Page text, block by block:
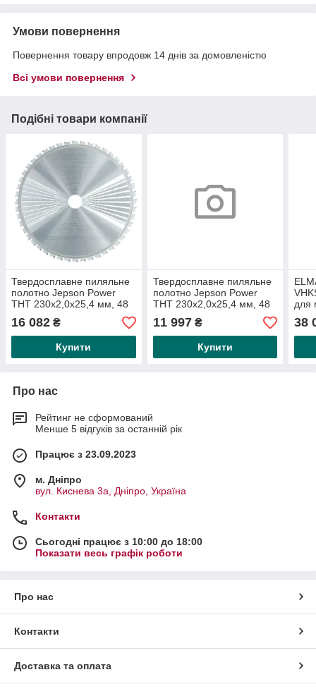
Умови повернення
Повернення товару впродовж 14 днів за домовленістю
Всі умови повернення
Подібні товари компанії
Твердосплавне пиляльне
полотно Jepson Power
THT 230x2,0x25,4 мм, 48
зубців для HAND DRY
CUTTER 8230 (для
16 082 ₴
Купити
Твердосплавне пиляльне
полотно Jepson Power
THT 230x2,0x25,4 мм, 48
зубців для HAND DRY
CUTTER 8230
11 997₴
Купити
для
для
38
Про нас
Рейтинг не сформований
Менше 5 відгуків за останній рік
Працює з 23.09.2023
м. Дніпро
вул. Киснева 3а, Дніпро, Україна
Контакти
Сьогодні працює з 10:00 до 18:00
Показати весь графік роботи
Про нас
Контакти
Доставка та оплата